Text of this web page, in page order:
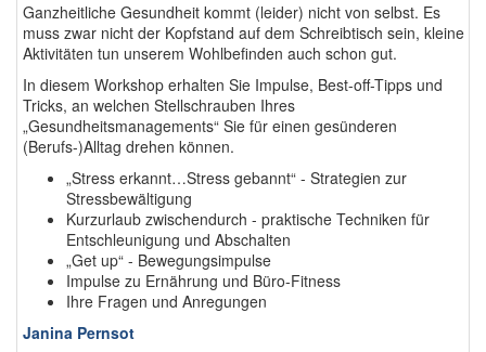
Ganzheitliche Gesundheit kommt (leider) nicht von selbst. Es
muss zwar nicht der Kopfstand auf dem Schreibtisch sein, kleine
Aktivitäten tun unserem Wohlbefinden auch schon gut.
In diesem Workshop erhalten Sie Impulse, Best-off-Tipps und
Tricks, an welchen Stellschrauben Ihres
„Gesundheitsmanagements“ Sie für einen gesünderen
(Berufs-)Alltag drehen können.
„Stress erkannt…Stress gebannt“ - Strategien zur
Stressbewältigung
Kurzurlaub zwischendurch - praktische Techniken für
Entschleunigung und Abschalten
„Get up“ - Bewegungsimpulse
Impulse zu Ernährung und Büro-Fitness
Ihre Fragen und Anregungen
Janina Pernsot